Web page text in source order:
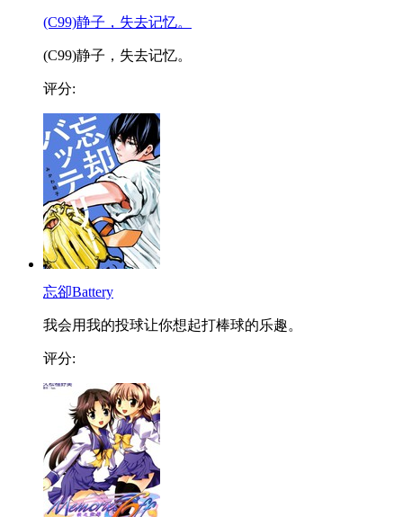
(C99)静子，失去记忆。
(C99)静子，失去记忆。
评分:
忘卻Battery
我会用我的投球让你想起打棒球的乐趣。
评分: